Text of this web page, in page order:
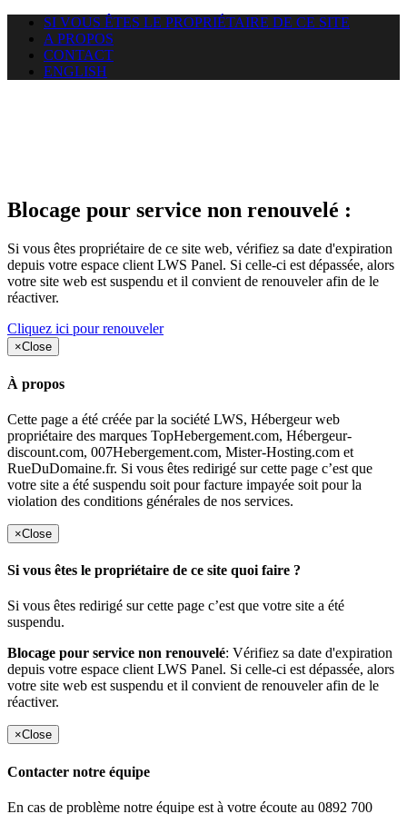
SI VOUS ÊTES LE PROPRIÉTAIRE DE CE SITE
A PROPOS
CONTACT
ENGLISH
Blocage pour service non renouvelé :
Si vous êtes propriétaire de ce site web, vérifiez sa date d'expiration
depuis votre espace client LWS Panel. Si celle-ci est dépassée, alors
votre site web est suspendu et il convient de renouveler afin de le
réactiver.
Cliquez ici pour renouveler
×Close
À propos
Cette page a été créée par la société LWS, Hébergeur web
propriétaire des marques TopHebergement.com, Hébergeur-
discount.com, 007Hebergement.com, Mister-Hosting.com et
RueDuDomaine.fr. Si vous êtes redirigé sur cette page c’est que
votre site a été suspendu soit pour facture impayée soit pour la
violation des conditions générales de nos services.
×Close
Si vous êtes le propriétaire de ce site quoi faire ?
Si vous êtes redirigé sur cette page c’est que votre site a été
suspendu.
Blocage pour service non renouvelé: Vérifiez sa date d'expiration
depuis votre espace client LWS Panel. Si celle-ci est dépassée, alors
votre site web est suspendu et il convient de renouveler afin de le
réactiver.
×Close
Contacter notre équipe
En cas de problème notre équipe est à votre écoute au 0892 700